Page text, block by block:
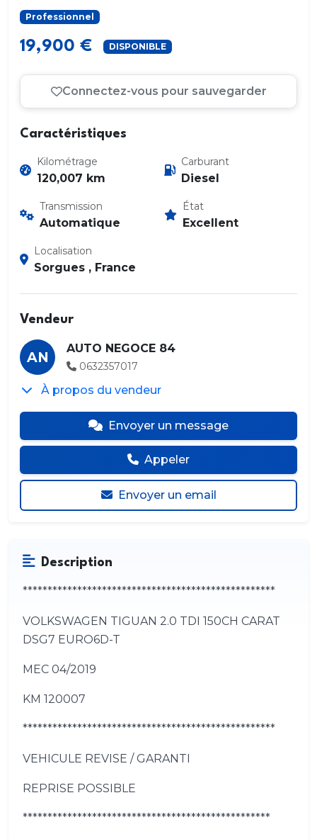
Professionnel
19,900 € DISPONIBLE
Connectez-vous pour sauvegarder
Caractéristiques
Kilométrage
120,007 km
Carburant
Diesel
Transmission
Automatique
État
Excellent
Localisation
Sorgues , France
Vendeur
AN
AUTO NEGOCE 84
0632357017
À propos du vendeur
Envoyer un message
Appeler
Envoyer un email
Description
***************************************************
VOLKSWAGEN TIGUAN 2.0 TDI 150CH CARAT
DSG7 EURO6D-T
MEC 04/2019
KM 120007
***************************************************
VEHICULE REVISE / GARANTI
REPRISE POSSIBLE
**************************************************